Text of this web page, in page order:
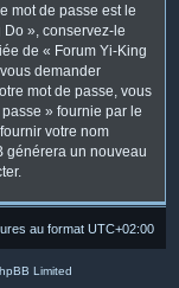
mot de passe est le
Do », conservez-le
de « Forum Yi-King
demander
mot de passe, vous
» fournie par le
votre nom
générera un nouveau
au format UTC+02:00
Limited